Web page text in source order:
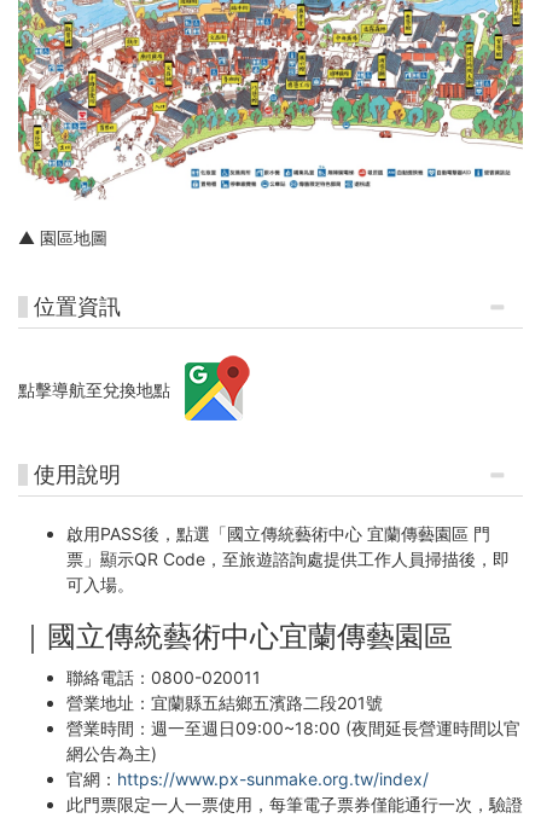
▲ 園區地圖
位置資訊
點擊導航至兌換地點
使用說明
啟用PASS後，點選「國立傳統藝術中心 宜蘭傳藝園區 門
票」顯示QR Code，至旅遊諮詢處提供工作人員掃描後，即
可入場。
｜國立傳統藝術中心宜蘭傳藝園區
聯絡電話：0800-020011
營業地址：宜蘭縣五結鄉五濱路二段201號
營業時間：週一至週日09:00~18:00 (夜間延長營運時間以官
網公告為主)
官網： https://www.px-sunmake.org.tw/index/
此門票限定一人一票使用，每筆電子票券僅能通行一次，驗證